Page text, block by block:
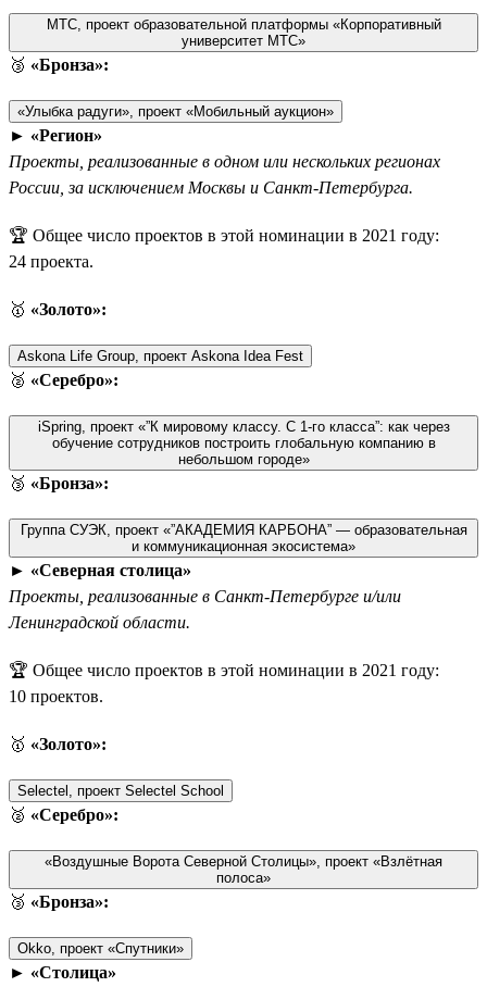
МТС, проект образовательной платформы «Корпоративный
университет МТС»
🥉 «Бронза»:
«Улыбка радуги», проект «Мобильный аукцион»
► «Регион»
Проекты, реализованные в одном или нескольких регионах
России, за исключением Москвы и Санкт-Петербурга.
🏆 Общее число проектов в этой номинации в 2021 году:
24 проекта.
🥇 «Золото»:
Askona Life Group, проект Askona Idea Fest
🥈 «Серебро»:
iSpring, проект «”К мировому классу. С 1-го класса”: как через
обучение сотрудников построить глобальную компанию в
небольшом городе»
🥉 «Бронза»:
Группа СУЭК, проект «”АКАДЕМИЯ КАРБОНА” — образовательная
и коммуникационная экосистема»
► «Северная столица»
Проекты, реализованные в Санкт-Петербурге и/или
Ленинградской области.
🏆 Общее число проектов в этой номинации в 2021 году:
10 проектов.
🥇 «Золото»:
Selectel, проект Selectel School
🥈 «Серебро»:
«Воздушные Ворота Северной Столицы», проект «Взлётная
полоса»
🥉 «Бронза»:
Okko, проект «Спутники»
► «Столица»